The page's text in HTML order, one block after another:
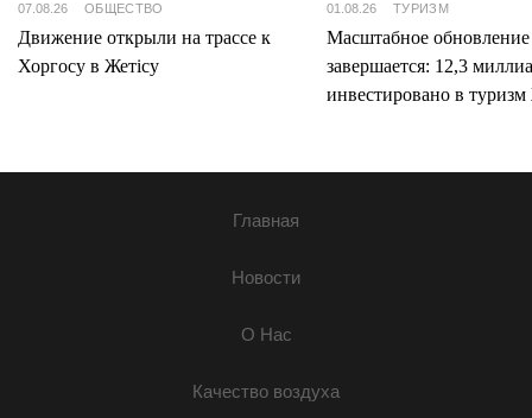
07.08.26 ОБЩЕСТВО
Движение открыли на трассе к
Хоргосу в Жетісу
01.08.26 ТУРИЗМ
Масштабное
завершается: 12,3
инвестировано в туризм
Главная
Новости
О Нас
Качество воздуха